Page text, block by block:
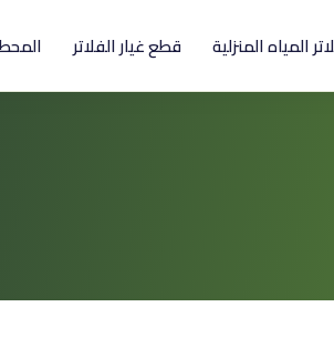
المياه المنزلية قطع غيار الفلاتر